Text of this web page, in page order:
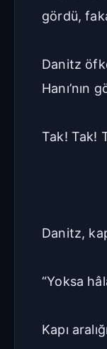
gördü,
Danitz
Hanı’nın
Tak! Tak!
Danitz,
“Yoksa
Kapı